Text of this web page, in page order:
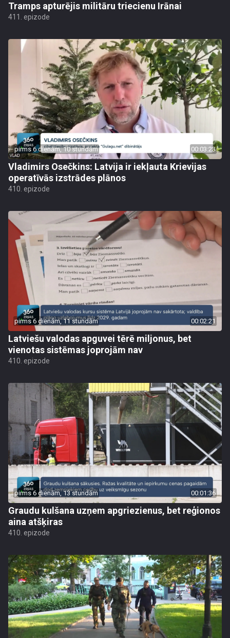
Tramps apturējis militāru triecienu Irānai
411. epizode
pirms 6 dienām, 10 stundām 00:03:23
Vladimirs Osečkins: Latvija ir iekļauta Krievijas
operatīvās izstrādes plānos
410. epizode
pirms 6 dienām, 11 stundām 00:02:21
Latviešu valodas apguvei tērē miljonus, bet
vienotas sistēmas joprojām nav
410. epizode
pirms 6 dienām, 13 stundām 00:01:36
Graudu kulšana uzņem apgriezienus, bet reģionos
aina atšķiras
410. epizode